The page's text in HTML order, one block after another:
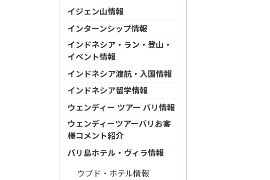
イジェン山情報
インターンシップ情報
インドネシア・ラン・登山・
イベント情報
インドネシア渡航・入国情報
インドネシア留学情報
ウェンディー ツアー バリ情報
ウェンディーツアーバリお客
様コメント紹介
バリ島ホテル・ヴィラ情報
ウブド・ホテル情報